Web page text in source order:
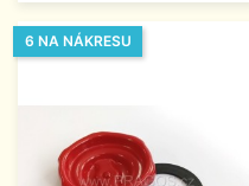
6 NA NÁKRESU